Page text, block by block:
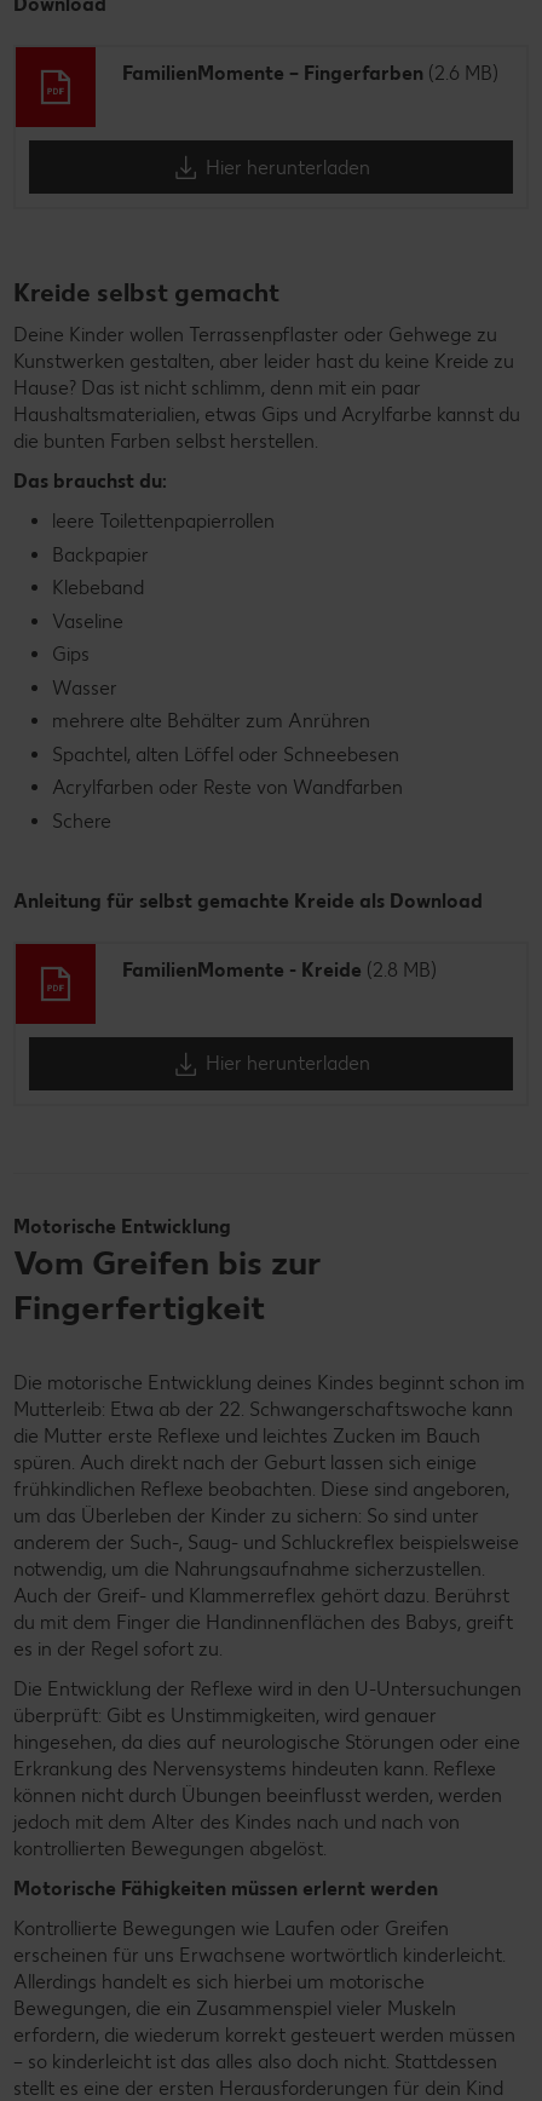
FamilienMomente – Fingerfarben (2.6 MB)
Hier herunterladen
Kreide selbst gemacht
Deine Kinder wollen Terrassenpflaster oder Gehwege zu
Kunstwerken gestalten, aber leider hast du keine Kreide zu
Hause? Das ist nicht schlimm, denn mit ein paar
Haushaltsmaterialien, etwas Gips und Acrylfarbe kannst du
die bunten Farben selbst herstellen.
Das brauchst du:
leere Toilettenpapierrollen
Backpapier
Klebeband
Vaseline
Gips
Wasser
mehrere alte Behälter zum Anrühren
Spachtel, alten Löffel oder Schneebesen
Acrylfarben oder Reste von Wandfarben
Schere
Anleitung für selbst gemachte Kreide als Download
FamilienMomente - Kreide (2.8 MB)
Hier herunterladen
Motorische Entwicklung
Vom Greifen bis zur
Fingerfertigkeit
Die motorische Entwicklung deines Kindes beginnt schon im
Mutterleib: Etwa ab der 22. Schwangerschaftswoche kann
die Mutter erste Reflexe und leichtes Zucken im Bauch
spüren. Auch direkt nach der Geburt lassen sich einige
frühkindlichen Reflexe beobachten. Diese sind angeboren,
um das Überleben der Kinder zu sichern: So sind unter
anderem der Such-, Saug- und Schluckreflex beispielsweise
notwendig, um die Nahrungsaufnahme sicherzustellen.
Auch der Greif- und Klammerreflex gehört dazu. Berührst
du mit dem Finger die Handinnenflächen des Babys, greift
es in der Regel sofort zu.
Die Entwicklung der Reflexe wird in den U-Untersuchungen
überprüft: Gibt es Unstimmigkeiten, wird genauer
hingesehen, da dies auf neurologische Störungen oder eine
Erkrankung des Nervensystems hindeuten kann. Reflexe
können nicht durch Übungen beeinflusst werden, werden
jedoch mit dem Alter des Kindes nach und nach von
kontrollierten Bewegungen abgelöst.
Motorische Fähigkeiten müssen erlernt werden
Kontrollierte Bewegungen wie Laufen oder Greifen
erscheinen für uns Erwachsene wortwörtlich kinderleicht.
Allerdings handelt es sich hierbei um motorische
Bewegungen, die ein Zusammenspiel vieler Muskeln
erfordern, die wiederum korrekt gesteuert werden müssen
– so kinderleicht ist das alles also doch nicht. Stattdessen
stellt es eine der ersten Herausforderungen für dein Kind